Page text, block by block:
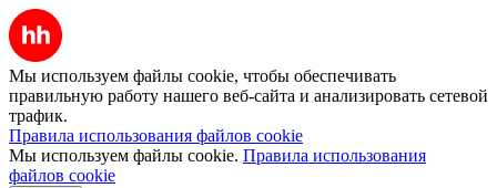
Мы используем файлы cookie, чтобы обеспечивать
правильную работу нашего веб-сайта и анализировать сетевой
трафик.
Правила использования файлов cookie
Мы используем файлы cookie. Правила использования
файлов cookie